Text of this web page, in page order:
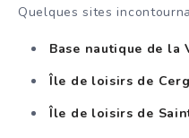
Quelques sites
Base nautique de la
Île de loisirs de
Île de loisirs de